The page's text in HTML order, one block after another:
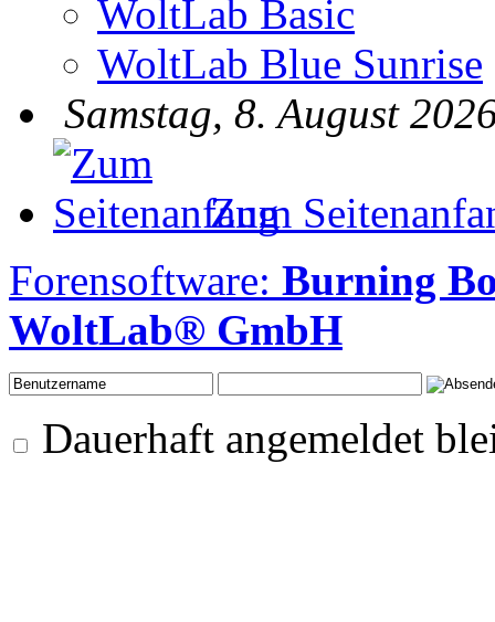
WoltLab Basic
WoltLab Blue Sunrise
Samstag, 8. August
Zum
Forensoftware: Burning
WoltLab® GmbH
Dauerhaft angemeldet